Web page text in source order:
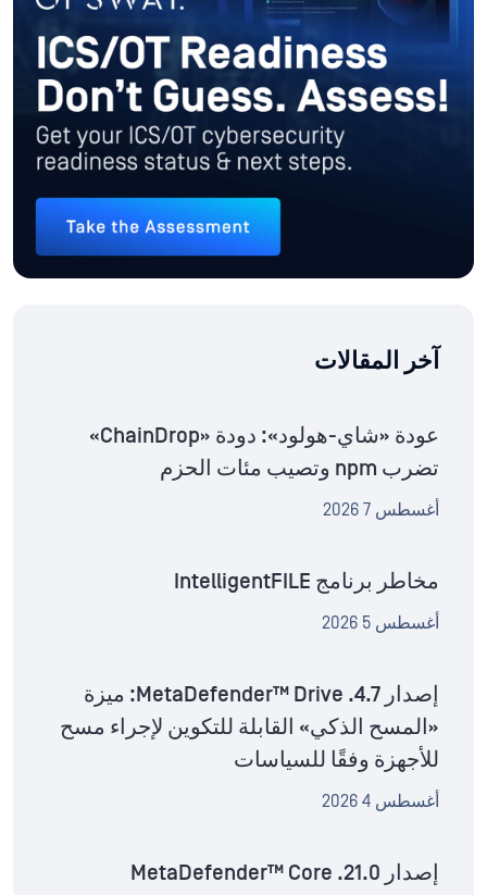
آخر المقالات
عودة «شاي-هولود»: دودة «ChainDrop»
تضرب npm وتصيب مئات الحزم
أغسطس 7 2026
مخاطر برنامج IntelligentFILE
أغسطس 5 2026
إصدار MetaDefender™ Drive .4.7: ميزة
«المسح الذكي» القابلة للتكوين لإجراء مسح
للأجهزة وفقًا للسياسات
أغسطس 4 2026
إصدار MetaDefender™ Core .21.0